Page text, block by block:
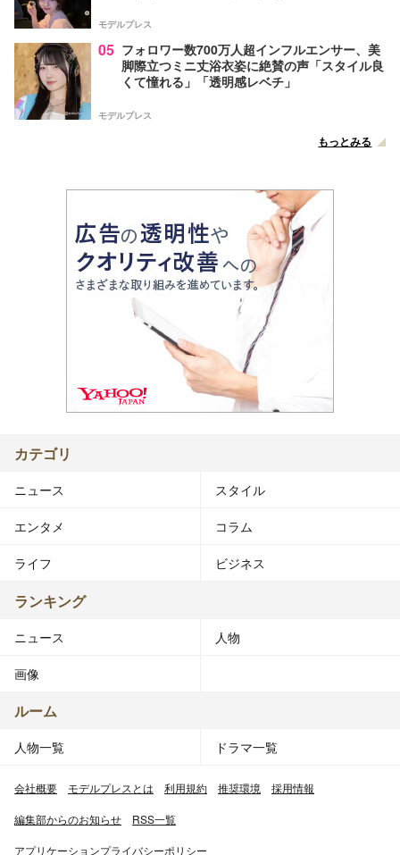
モデルプレス
05 フォロワー数700万人超インフルエンサー、美
脚際立つミニ丈浴衣姿に絶賛の声「スタイル良
くて憧れる」「透明感レベチ」
モデルプレス
もっとみる
カテゴリ
ニュース スタイル
エンタメ コラム
ライフ ビジネス
ランキング
ニュース 人物
画像
ルーム
人物一覧 ドラマ一覧
会社概要 モデルプレスとは 利用規約 推奨環境 採用情報
編集部からのお知らせ RSS一覧
アプリケーションプライバシーポリシー